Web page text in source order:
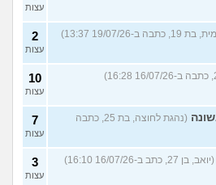
עצות
ב-19/07/26 13:37) 2
עצות
10
עצות
(נהגת לחוצה, בת 25, כתבה
7
עצות
(יואב, בן 27, כתב ב-16/07/26 16:10) 3
עצות